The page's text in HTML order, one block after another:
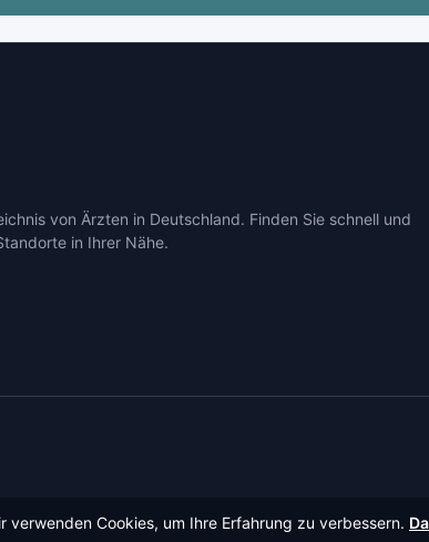
von Ärzten in Deutschland. Finden Sie schnell und
in Ihrer Nähe.
verwenden Cookies, um Ihre Erfahrung zu verbessern.